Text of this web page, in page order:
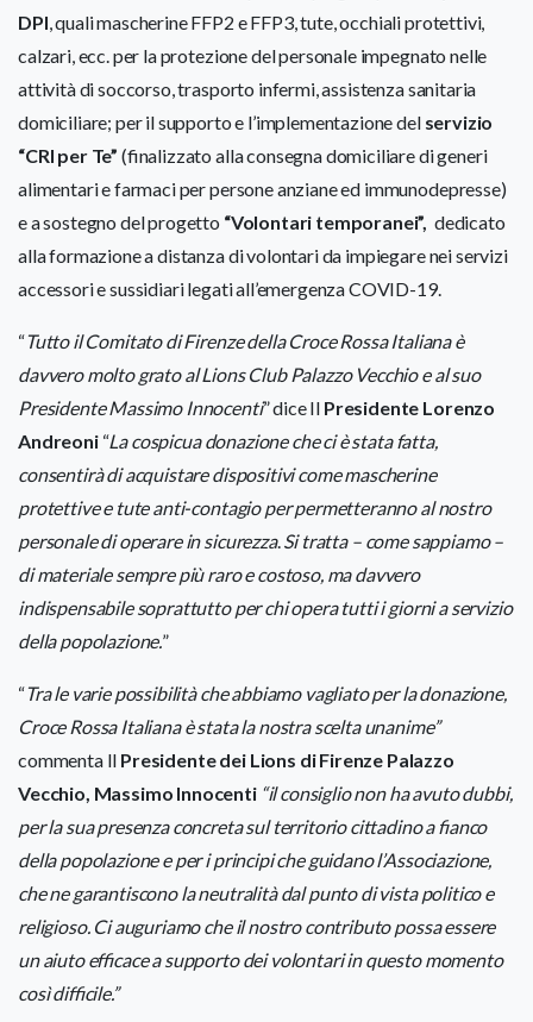
DPI, quali mascherine FFP2 e FFP3, tute, occhiali protettivi,
calzari, ecc. per la protezione del personale impegnato nelle
attività di soccorso, trasporto infermi, assistenza sanitaria
domiciliare; per il supporto e l’implementazione del servizio
“CRI per Te” (finalizzato alla consegna domiciliare di generi
alimentari e farmaci per persone anziane ed immunodepresse)
e a sostegno del progetto “Volontari temporanei”, dedicato
alla formazione a distanza di volontari da impiegare nei servizi
accessori e sussidiari legati all’emergenza COVID-19.
“Tutto il Comitato di Firenze della Croce Rossa Italiana è
davvero molto grato al Lions Club Palazzo Vecchio e al suo
Presidente Massimo Innocenti” dice Il Presidente Lorenzo
Andreoni“La cospicua donazione che ci è stata fatta,
consentirà di acquistare dispositivi come mascherine
protettive e tute anti-contagio per permetteranno al nostro
personale di operare in sicurezza.Si tratta – come sappiamo –
di materiale sempre più raro e costoso, ma davvero
indispensabile soprattutto per chi opera tutti i giorni a servizio
della popolazione.”
“Tra le varie possibilità che abbiamo vagliato per la donazione,
Croce Rossa Italiana è stata la nostra scelta unanime”
commenta Il Presidente dei Lions di Firenze Palazzo
Vecchio, Massimo Innocenti “il consiglio non ha avuto dubbi,
per la sua presenza concreta sul territorio cittadino a fianco
della popolazione e per i principi che guidano l’Associazione,
che ne garantiscono la neutralità dal punto di vista politico e
religioso. Ci auguriamo che il nostro contributo possa essere
un aiuto efficace a supporto dei volontari in questo momento
così difficile.”